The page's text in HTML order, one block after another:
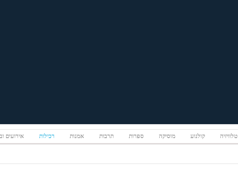
טלוויזיה קולנוע מוסיקה ספרות תרבות אמנות רכילות אירועים